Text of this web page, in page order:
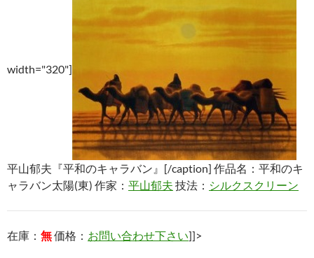
width="320"]
平山郁夫『平和のキャラバン』[/caption] 作品名：平和のキ
ャラバン太陽(東) 作家： 平山郁夫 技法： シルクスクリーン
在庫： 無価格： お問い合わせ下さい]]>